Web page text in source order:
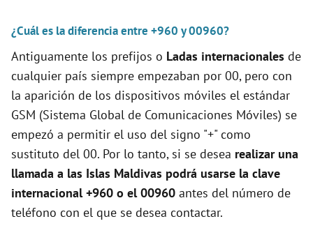
¿Cuál es la diferencia entre +960 y 00960?
Antiguamente los prefijos o Ladas internacionales de
cualquier país siempre empezaban por 00, pero con
la aparición de los dispositivos móviles el estándar
GSM (Sistema Global de Comunicaciones Móviles) se
empezó a permitir el uso del signo "+" como
sustituto del 00. Por lo tanto, si se desea realizar una
llamada a las Islas Maldivas podrá usarse la clave
internacional +960 o el 00960 antes del número de
teléfono con el que se desea contactar.